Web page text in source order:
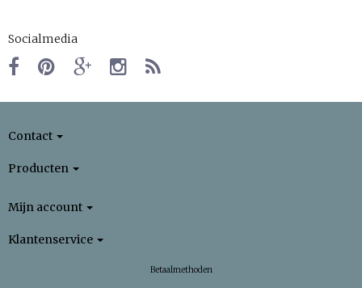
Socialmedia
Contact
Producten
Mijn account
Klantenservice
Betaalmethoden